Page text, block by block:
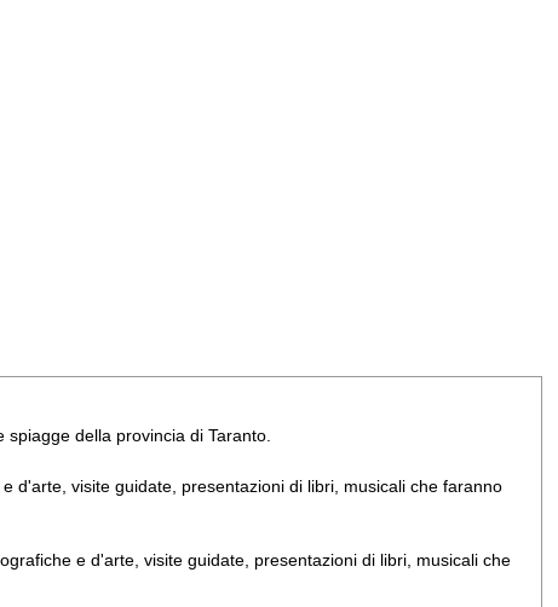
della provincia di Taranto.
d'arte, visite guidate, presentazioni di libri, musicali che faranno
e d'arte, visite guidate, presentazioni di libri, musicali che